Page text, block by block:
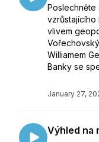
Poslechněte
vzrůstajícího
vlivem
Williamem
Banky se
January 27,
Výhled na